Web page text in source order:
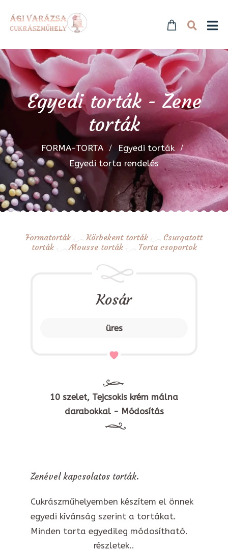
Egyedi torták - Zene
torták
FORMA-TORTA
Egyedi torták
Egyedi torta rendelés
Formatorták Körbekent torták
Csurgatott
torták
Mousse torták Torta csoportok
Kosár
üres
10 szelet, Tejcsokis krém málna
darabokkal - Módosítás
Zenével kapcsolatos torták.
Cukrászműhelyemben készítem el önnek
egyedi kívánság szerint a tortákat.
Minden torta egyedileg módosítható.
részletek..